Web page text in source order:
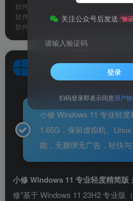
软件格式
软件大小
软件开发
Windows
4年前发布
小修 Windows 11 专业轻度
1.65G，保留虚拟机、
能，无捆绑无广告，轻快与
小修 Windows 11 专业轻度精简版
修”基于 Windows 11 23H2 专业版
关注公众号后发送 “验
请输入验证码
登录
扫码登录即表示同意用户